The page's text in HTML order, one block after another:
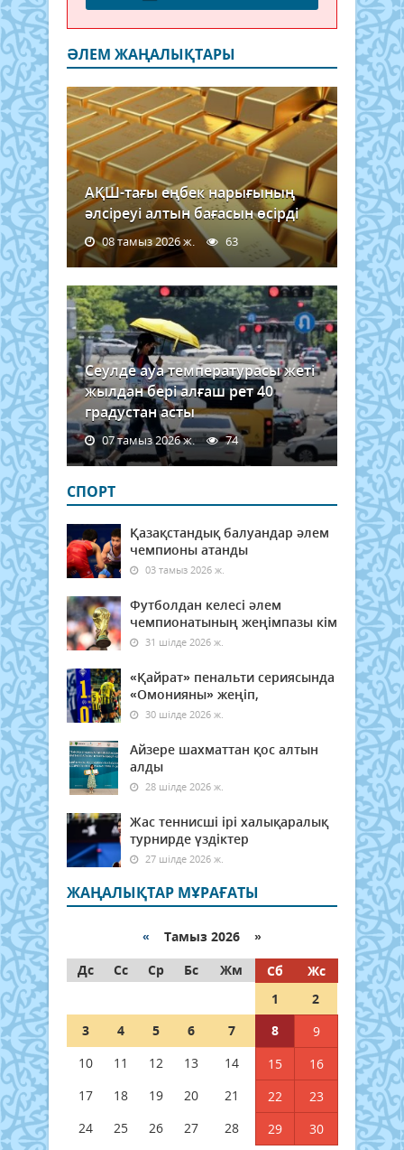
ӘЛЕМ ЖАҢАЛЫҚТАРЫ
АҚШ-тағы еңбек нарығының
әлсіреуі алтын бағасын өсірді
08 тамыз 2026 ж. 63
Сеулде ауа температурасы жеті
жылдан бері алғаш рет 40
градустан асты
07 тамыз 2026 ж. 74
СПОРТ
Қазақстандық балуандар әлем
чемпионы атанды
03 тамыз 2026 ж.
Футболдан келесі әлем
чемпионатының жеңімпазы кім
31 шілде 2026 ж.
«Қайрат» пенальти сериясында
«Омонияны» жеңіп,
30 шілде 2026 ж.
Айзере шахматтан қос алтын
алды
28 шілде 2026 ж.
Жас теннисші ірі халықаралық
турнирде үздіктер
27 шілде 2026 ж.
ЖАҢАЛЫҚТАР МҰРАҒАТЫ
« Тамыз 2026 »
Дс
Сс Ср Бс Жм Сб
Жс
1
2
3
4 5 6 7 8
9
10
11 12 13 14 15
16
17
18 19 20 21 22
23
24
25 26 27 28 29 30